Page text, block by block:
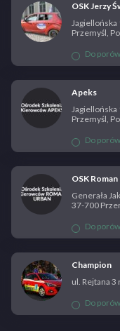
OSK Jerzy
Jagiellońska
Przemyśl,
Do
Apeks
Jagiellońska
Przemyśl,
Do
OSK
Generała
37-700
Do
Champion
ul. Rejtana
Do